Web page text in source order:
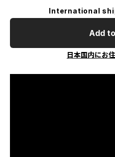
International
Add
日本国内にお